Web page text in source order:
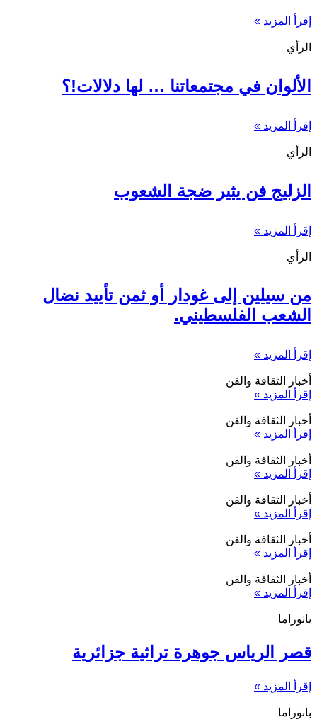
إقرأ المزيد »
الرأي
الألوان في مجتمعاتنا … لها دلالات!؟
إقرأ المزيد »
الرأي
الزليج فن يثير ضجة الشعوب
إقرأ المزيد »
الرأي
من سيلين إلى غودار أو ثمن تأييد نضال
الشعب الفلسطيني.
إقرأ المزيد »
أخبار الثقافة والفن
إقرأ المزيد »
أخبار الثقافة والفن
إقرأ المزيد »
أخبار الثقافة والفن
إقرأ المزيد »
أخبار الثقافة والفن
إقرأ المزيد »
أخبار الثقافة والفن
إقرأ المزيد »
أخبار الثقافة والفن
إقرأ المزيد »
بانوراما
قصر الرياس جوهرة تراثية جزائرية
إقرأ المزيد »
بانوراما